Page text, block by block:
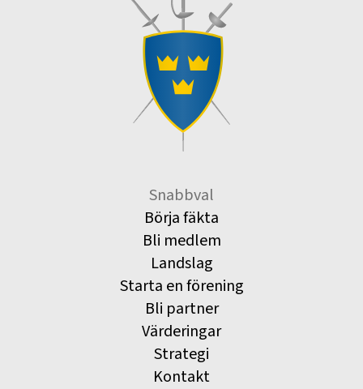
Snabbval
Börja fäkta
Bli medlem
Landslag
Starta en förening
Bli partner
Värderingar
Strategi
Kontakt